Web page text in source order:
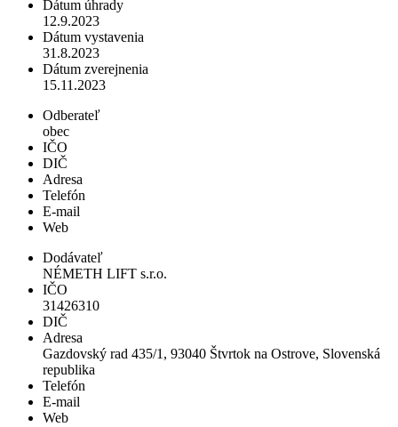
Dátum úhrady
12.9.2023
Dátum vystavenia
31.8.2023
Dátum zverejnenia
15.11.2023
Odberateľ
obec
IČO
DIČ
Adresa
Telefón
E-mail
Web
Dodávateľ
NÉMETH LIFT s.r.o.
IČO
31426310
DIČ
Adresa
Gazdovský rad 435/1, 93040 Štvrtok na Ostrove, Slovenská
republika
Telefón
E-mail
Web